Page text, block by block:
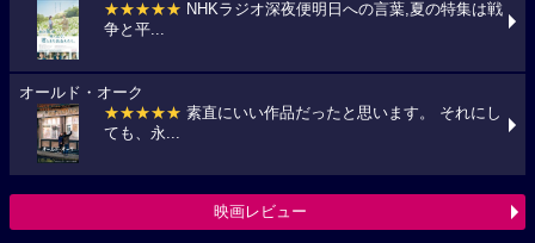
★★★★★ NHKラジオ深夜便明日への言葉,夏の特集は戦
争と平...
オールド・オーク
★★★★★ 素直にいい作品だったと思います。 それにし
ても、永...
映画レビュー